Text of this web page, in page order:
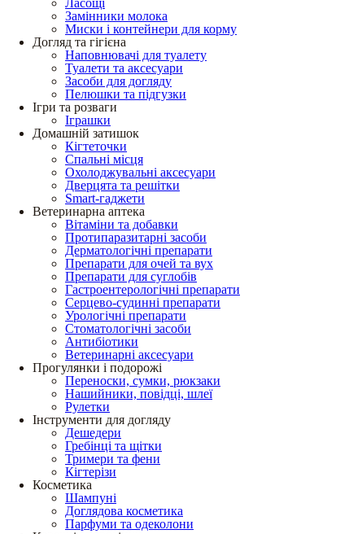
Ласощі
Замінники молока
Миски і контейнери для корму
Догляд та гігієна
Наповнювачі для туалету
Туалети та аксесуари
Засоби для догляду
Пелюшки та підгузки
Ігри та розваги
Іграшки
Домашній затишок
Кігтеточки
Спальні місця
Охолоджувальні аксесуари
Дверцята та решітки
Smart-гаджети
Ветеринарна аптека
Вітаміни та добавки
Протипаразитарні засоби
Дерматологічні препарати
Препарати для очей та вух
Препарати для суглобів
Гастроентерологічні препарати
Серцево-судинні препарати
Урологічні препарати
Стоматологічні засоби
Антибіотики
Ветеринарні аксесуари
Прогулянки і подорожі
Переноски, сумки, рюкзаки
Нашийники, повідці, шлеї
Рулетки
Інструменти для догляду
Дешедери
Гребінці та щітки
Тримери та фени
Кігтерізи
Косметика
Шампуні
Доглядова косметика
Парфуми та одеколони